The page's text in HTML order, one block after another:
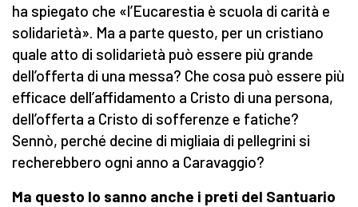
ha spiegato che «l’Eucarestia è scuola di carità e
solidarietà». Ma a parte questo, per un cristiano
quale atto di solidarietà può essere più grande
dell’offerta di una messa? Che cosa può essere più
efficace dell’affidamento a Cristo di una persona,
dell’offerta a Cristo di sofferenze e fatiche?
Sennò, perché decine di migliaia di pellegrini si
recherebbero ogni anno a Caravaggio?
Ma questo lo sanno anche i preti del Santuario